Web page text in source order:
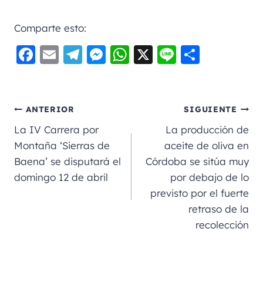
Comparte esto:
F
e
b
o
o
k
E
l
Te
m
M
g
er
W
A
X
Li
p
a
rt
ir
ANTERIOR
La IV Carrera por
Montaña ‘Sierras de
Baena’ se disputará el
domingo 12 de abril
SIGUIENTE
La producción de
aceite de oliva en
Córdoba se sitúa muy
por debajo de lo
previsto por el fuerte
retraso de la
recolección